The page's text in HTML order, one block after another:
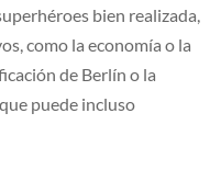
bien realizada,
como la economía o la
de Berlín o la
puede incluso